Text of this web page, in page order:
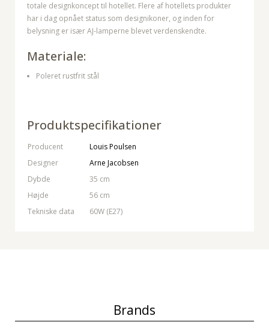
totale designkoncept til hotellet. Flere af hotellets produkter
har i dag opnået status som designikoner, og inden for
belysning er især AJ-lamperne blevet verdenskendte.
Materiale:
Poleret rustfrit stål
Produktspecifikationer
Producent
Louis Poulsen
Designer
Arne Jacobsen
Dybde
35 cm
Højde
56 cm
Tekniske data
60W (E27)
Brands